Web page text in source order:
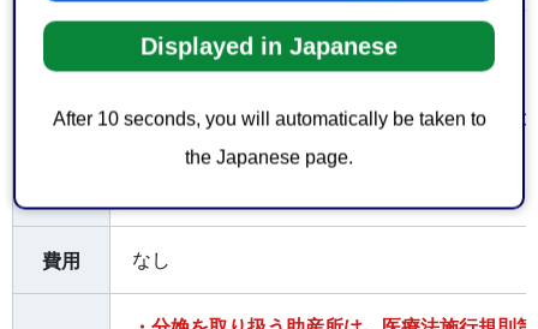
Displayed in Japanese
After 10 seconds, you will automatically be taken to
the Japanese page.
ちし
提出書類（紙文書）（1）、（3）及び（5）の
費用 なし